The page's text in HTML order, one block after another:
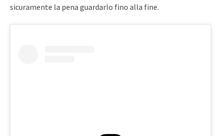
sicuramente la pena guardarlo fino alla fine.